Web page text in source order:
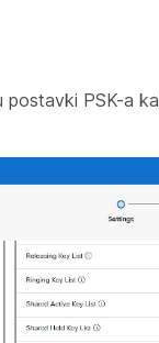
postavki PSK-a